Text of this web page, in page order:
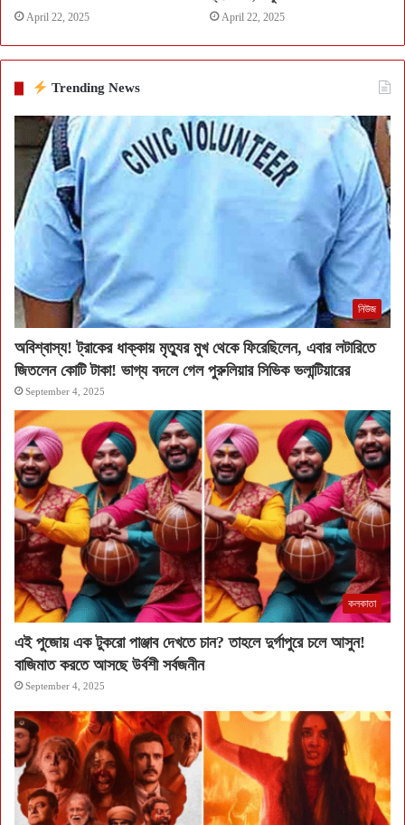
April 22, 2025 April 22, 2025
Trending News
নিউজ
অবিশ্বাস্য! ট্রাকের ধাক্কায় মৃত্যুর মুখ থেকে ফিরেছিলেন, এবার লটারিতে
জিতলেন কোটি টাকা! ভাগ্য বদলে গেল পুরুলিয়ার সিভিক ভলান্টিয়ারের
September 4, 2025
কলকাতা
এই পুজোয় এক টুকরো পাঞ্জাব দেখতে চান? তাহলে দুর্গাপুরে চলে আসুন!
বাজিমাত করতে আসছে উর্বশী সর্বজনীন
September 4, 2025